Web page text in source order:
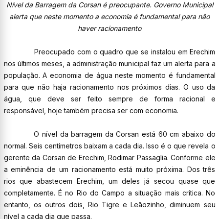
Nível da Barragem da Corsan é preocupante. Governo Municipal
alerta que neste momento a economia é fundamental para não
haver racionamento
Preocupado com o quadro que se instalou em Erechim
nos últimos meses, a administração municipal faz um alerta para a
população. A economia de água neste momento é fundamental
para que não haja racionamento nos próximos dias. O uso da
água, que deve ser feito sempre de forma racional e
responsável, hoje também precisa ser com economia.
O nível da barragem da Corsan está 60 cm abaixo do
normal. Seis centímetros baixam a cada dia. Isso é o que revela o
gerente da Corsan de Erechim, Rodimar Passaglia. Conforme ele
a eminência de um racionamento está muito próxima. Dos três
rios que abastecem Erechim, um deles já secou quase que
completamente. É no Rio do Campo a situação mais crítica. No
entanto, os outros dois, Rio Tigre e Leãozinho, diminuem seu
nível a cada dia que passa.